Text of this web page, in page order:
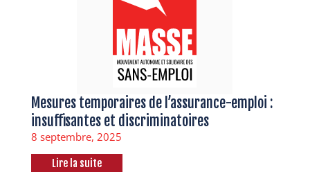
Mesures temporaires de l’assurance-emploi :
insuffisantes et discriminatoires
8 septembre, 2025
Lire la suite